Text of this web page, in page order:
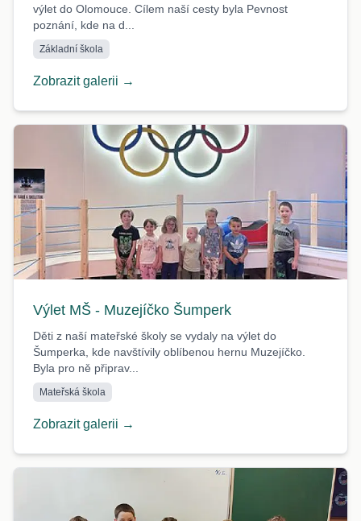
výlet do Olomouce. Cílem naší cesty byla Pevnost
poznání, kde na d...
Základní škola
Zobrazit galerii →
Výlet MŠ - Muzejíčko Šumperk
Děti z naší mateřské školy se vydaly na výlet do
Šumperka, kde navštívily oblíbenou hernu Muzejíčko.
Byla pro ně připrav...
Mateřská škola
Zobrazit galerii →